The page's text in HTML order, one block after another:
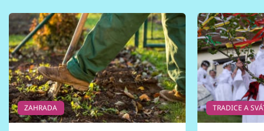
ZAHRADA TRADICE A